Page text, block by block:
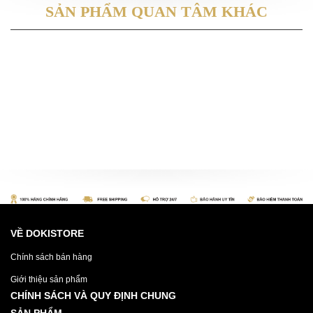
SẢN PHẨM QUAN TÂM KHÁC
VỀ DOKISTORE
Chính sách bán hàng
Giới thiệu sản phẩm
CHÍNH SÁCH VÀ QUY ĐỊNH CHUNG